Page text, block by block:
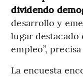
dividendo
desarrollo y
lugar
empleo”,
La encuesta